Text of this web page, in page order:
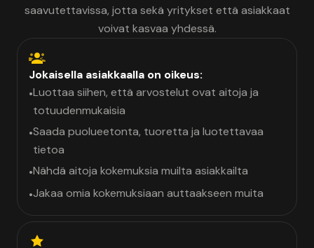
saavutettavissa, jotta sekä yritykset että asiakkaat
voivat kasvaa yhdessä.
Jokaisella asiakkaalla on oikeus:
•Luottaa siihen, että arvostelut ovat aitoja ja
totuudenmukaisia
•Saada puolueetonta, tuoretta ja luotettavaa
tietoa
•Nähdä aitoja kokemuksia muilta asiakkailta
•Jakaa omia kokemuksiaan auttaakseen muita